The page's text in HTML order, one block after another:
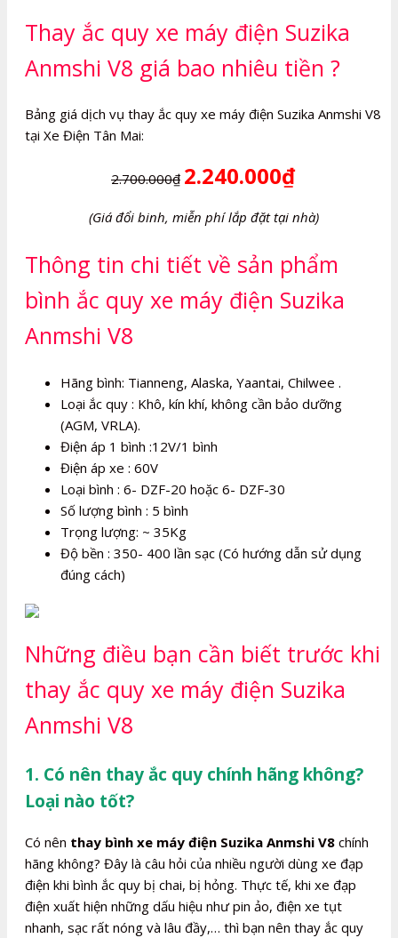
lượng
Thay ắc quy xe máy điện Suzika
Anmshi V8 giá bao nhiêu tiền ?
Bảng giá dịch vụ thay ắc quy xe máy điện Suzika Anmshi V8
tại Xe Điện Tân Mai:
2.700.000₫ 2.240.000₫
(Giá đổi binh, miễn phí lắp đặt tại nhà)
Thông tin chi tiết về sản phẩm
bình ắc quy xe máy điện Suzika
Anmshi V8
Hãng bình: Tianneng, Alaska, Yaantai, Chilwee .
Loại ắc quy : Khô, kín khí, không cần bảo dưỡng
(AGM, VRLA).
Điện áp 1 bình :12V/1 bình
Điện áp xe : 60V
Loại bình : 6- DZF-20 hoặc 6- DZF-30
Số lượng bình : 5 bình
Trọng lượng: ~ 35Kg
Độ bền : 350- 400 lần sạc (Có hướng dẫn sử dụng
đúng cách)
Những điều bạn cần biết trước khi
thay ắc quy xe máy điện Suzika
Anmshi V8
1. Có nên thay ắc quy chính hãng không?
Loại nào tốt?
Có nên thay bình xe máy điện Suzika Anmshi V8 chính
hãng không? Đây là câu hỏi của nhiều người dùng xe đạp
điện khi bình ắc quy bị chai, bị hỏng. Thực tế, khi xe đạp
điện xuất hiện những dấu hiệu như pin ảo, điện xe tụt
nhanh, sạc rất nóng và lâu đầy,… thì bạn nên thay ắc quy